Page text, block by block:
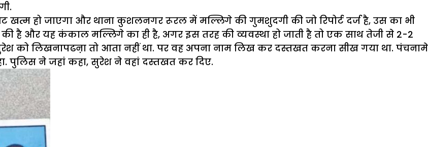
हो जाएगा और थाना कुशलनगर रूरल में मल्लिगे की गुमशुदगी की जो रिपोर्ट दर्ज है, उस का भी
की है और यह कंकाल मल्लिगे का ही है, अगर इस तरह की व्यवस्था हो जाती है तो एक साथ तेजी से 2-2
को लिखनापढऩा तो आता नहीं था. पर वह अपना नाम लिख कर दस्तखत करना सीख गया था. पंचनामे
ने जहां कहा, सुरेश ने वहां दस्तखत कर दिए.